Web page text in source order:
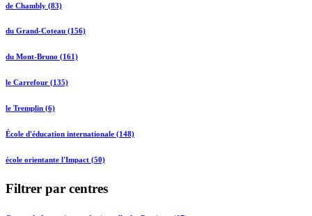
de Chambly (83)
du Grand-Coteau (156)
du Mont-Bruno (161)
le Carrefour (135)
le Tremplin (6)
École d'éducation internationale (148)
école orientante l'Impact (50)
Filtrer par centres